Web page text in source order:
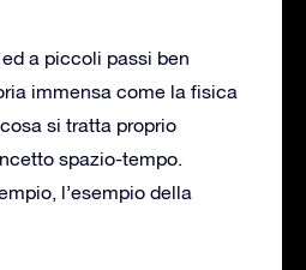
a piccoli passi ben
immensa come la fisica
si tratta proprio
spazio-tempo.
l’esempio della